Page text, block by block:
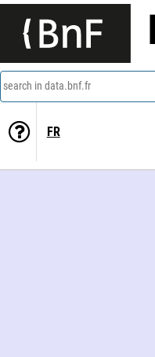
search in data.bnf.fr
FR